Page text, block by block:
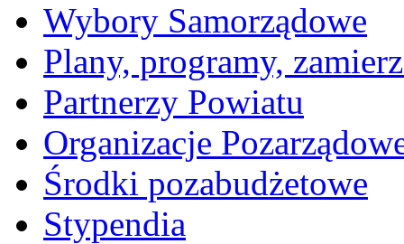
Wybory Samorządowe
Plany, programy,
Partnerzy Powiatu
Organizacje
Środki pozabudżetowe
Stypendia